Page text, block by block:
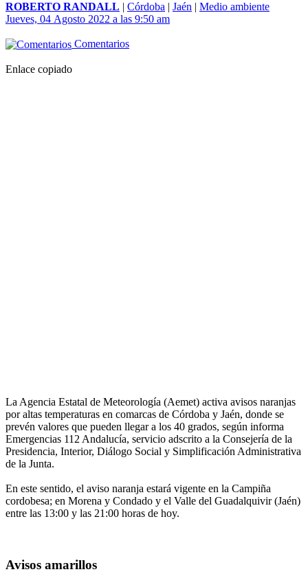
ROBERTO RANDALL | Córdoba | Jaén | Medio ambiente
Jueves, 04 Agosto 2022 a las 9:50 am
Comentarios
Enlace copiado
La Agencia Estatal de Meteorología (Aemet) activa avisos naranjas
por altas temperaturas en comarcas de Córdoba y Jaén, donde se
prevén valores que pueden llegar a los 40 grados, según informa
Emergencias 112 Andalucía, servicio adscrito a la Consejería de la
Presidencia, Interior, Diálogo Social y Simplificación Administrativa
de la Junta.
En este sentido, el aviso naranja estará vigente en la Campiña
cordobesa; en Morena y Condado y el Valle del Guadalquivir (Jaén)
entre las 13:00 y las 21:00 horas de hoy.
Avisos amarillos